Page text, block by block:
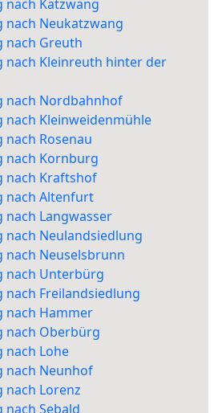
nach Katzwang
nach Neukatzwang
nach Greuth
nach Kleinreuth hinter der
nach Nordbahnhof
nach Kleinweidenmühle
nach Rosenau
nach Kornburg
nach Kraftshof
nach Altenfurt
nach Langwasser
nach Neulandsiedlung
nach Neuselsbrunn
nach Unterbürg
nach Freilandsiedlung
nach Hammer
nach Oberbürg
nach Lohe
nach Neunhof
nach Lorenz
nach Sebald